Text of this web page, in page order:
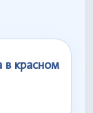
красном